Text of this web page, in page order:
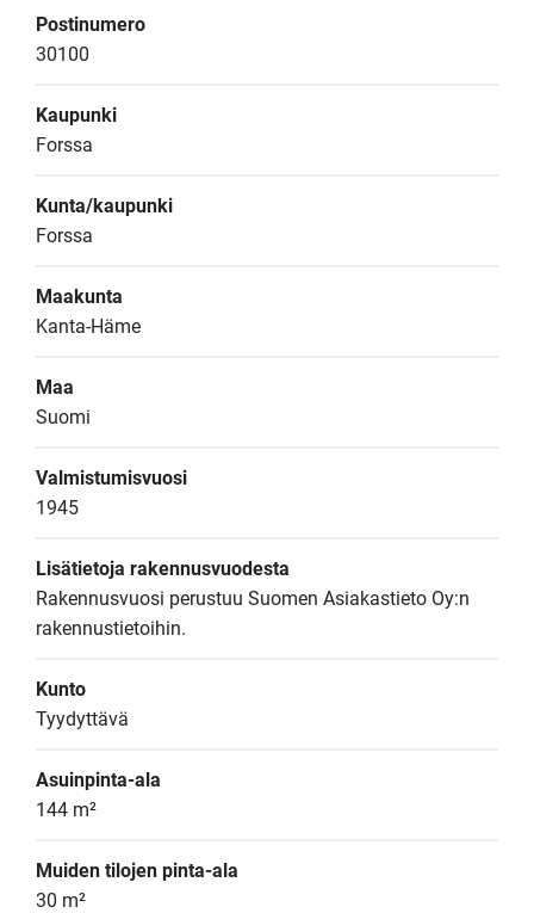
Postinumero
30100
Kaupunki
Forssa
Kunta/kaupunki
Forssa
Maakunta
Kanta-Häme
Maa
Suomi
Valmistumisvuosi
1945
Lisätietoja rakennusvuodesta
Rakennusvuosi perustuu Suomen Asiakastieto Oy:n
rakennustietoihin.
Kunto
Tyydyttävä
Asuinpinta-ala
144 m²
Muiden tilojen pinta-ala
30 m²